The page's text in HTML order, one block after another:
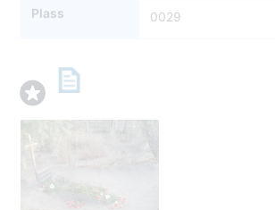
Plass 0029